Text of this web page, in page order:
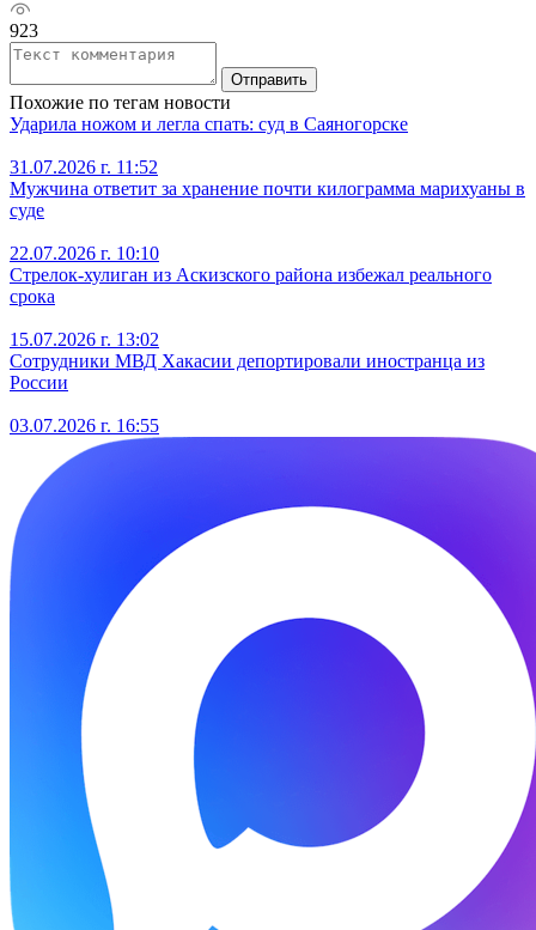
923
Отправить
Похожие по тегам новости
Ударила ножом и легла спать: суд в Саяногорске
31.07.2026 г. 11:52
Мужчина ответит за хранение почти килограмма марихуаны в
суде
22.07.2026 г. 10:10
Стрелок-хулиган из Аскизского района избежал реального
срока
15.07.2026 г. 13:02
Сотрудники МВД Хакасии депортировали иностранца из
России
03.07.2026 г. 16:55